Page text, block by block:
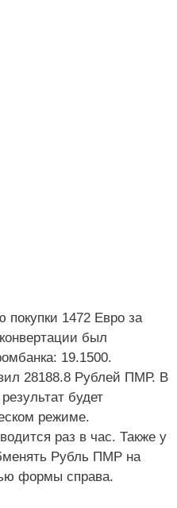
1472 Евро за
был
19.1500.
28188.8 Рублей ПМР. В
будет
режиме.
раз в час. Также у
Рубль ПМР на
формы справа.